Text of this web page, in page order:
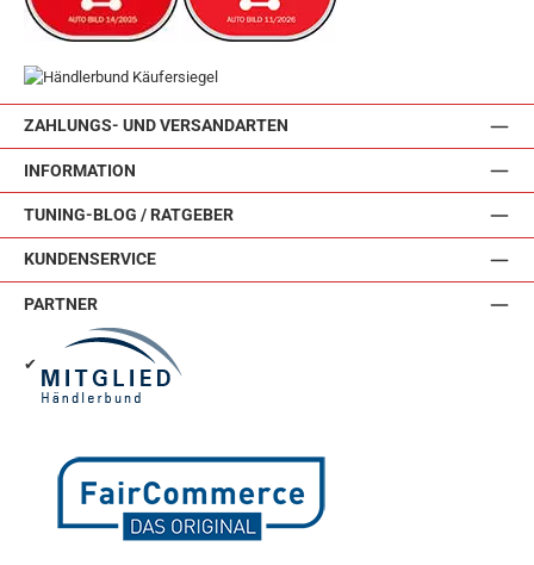
ZAHLUNGS- UND VERSANDARTEN
INFORMATION
TUNING-BLOG / RATGEBER
KUNDENSERVICE
PARTNER
✔